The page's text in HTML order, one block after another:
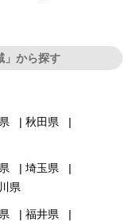
」から探す
秋田県
埼玉県
県
福井県